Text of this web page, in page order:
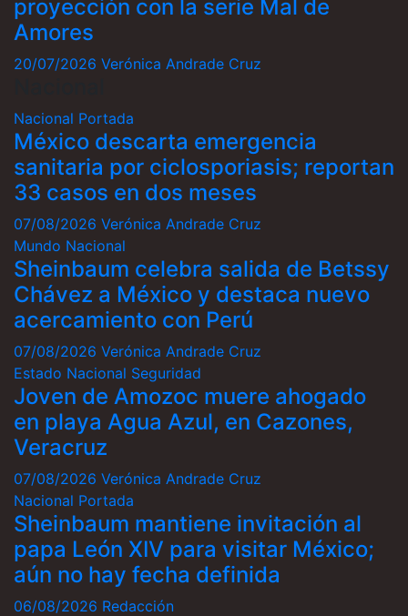
proyección con la serie Mal de
Amores
20/07/2026 Verónica Andrade Cruz
Nacional Portada
México descarta emergencia
sanitaria por ciclosporiasis; reportan
33 casos en dos meses
07/08/2026 Verónica Andrade Cruz
Mundo Nacional
Sheinbaum celebra salida de Betssy
Chávez a México y destaca nuevo
acercamiento con Perú
07/08/2026 Verónica Andrade Cruz
Estado Nacional Seguridad
Joven de Amozoc muere ahogado
en playa Agua Azul, en Cazones,
Veracruz
07/08/2026 Verónica Andrade Cruz
Nacional Portada
Sheinbaum mantiene invitación al
papa León XIV para visitar México;
aún no hay fecha definida
06/08/2026 Redacción